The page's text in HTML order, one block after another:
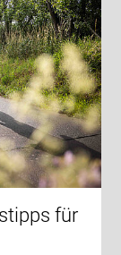
für